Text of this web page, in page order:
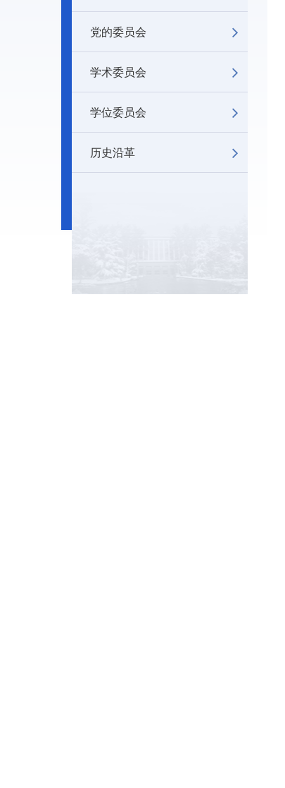
党的委员会
学术委员会
学位委员会
历史沿革